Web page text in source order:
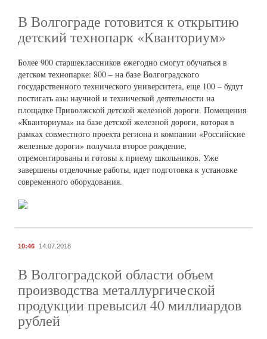
В Волгограде готовится к открытию
детский технопарк «Кванториум»
Более 900 старшеклассников ежегодно смогут обучаться в
детском технопарке: 800 – на базе Волгоградского
государственного технического университета, еще 100 – будут
постигать азы научной и технической деятельности на
площадке Приволжской детской железной дороги. Помещения
«Кванториума» на базе детской железной дороги, которая в
рамках совместного проекта региона и компании «Российские
железные дороги» получила второе рождение,
отремонтированы и готовы к приему школьников. Уже
завершены отделочные работы, идет подготовка к установке
современного оборудования.
10:46 14.07.2018
В Волгоградской области объем
производства металлургической
продукции превысил 40 миллиардов
рублей